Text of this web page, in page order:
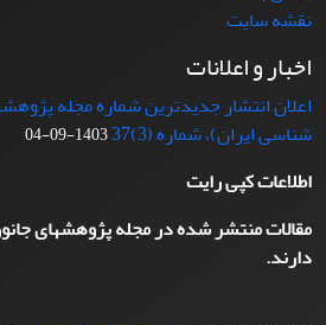
نقشه سایت
اخبار و اعلانات
اعلان انتشار جدیدترین شماره مجله
شناسی ایران)، شماره (3)37
1403-09-04
اطلاعات کپی رایت
مقالات منتشر شده در مجله پژوهشهای
دارند.